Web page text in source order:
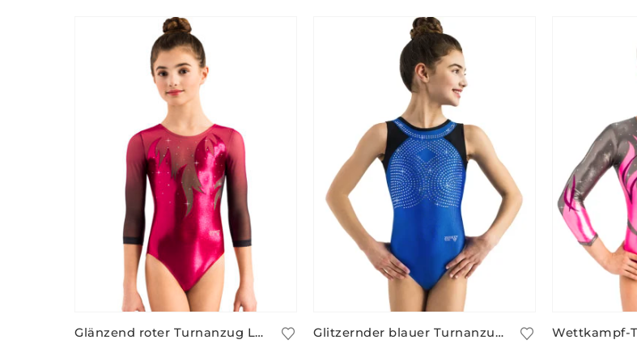
Glänzend roter Turnanzug LORNA/3 mit Ärmelprint Glitzernder blauer Turnanzug ohne Arm – PEGGY/1